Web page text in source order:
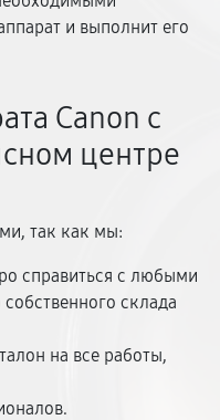
и выполнит его
Canon с
центре
так как мы:
справиться с любыми
склада
на все работы,